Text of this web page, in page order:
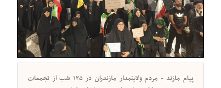
پیام مازند - مردم ولایتمدار مازندران در ۱۲۵ شب از تجمعات